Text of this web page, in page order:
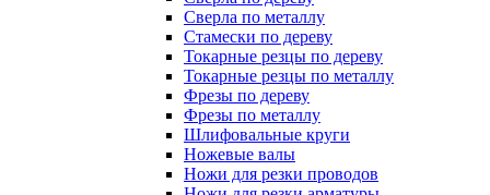
Сверла по металлу
Стамески по дереву
Токарные резцы по дереву
Токарные резцы по металлу
Фрезы по дереву
Фрезы по металлу
Шлифовальные круги
Ножевые валы
Ножи для резки проводов